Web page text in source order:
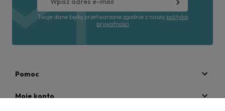
Twoje dane będą przetwarzane zgodnie z naszą polityką
prywatności
Pomoc
Moje konto